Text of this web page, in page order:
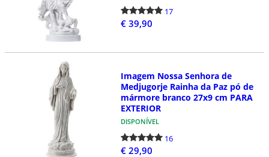
17
€ 39,90
Imagem Nossa Senhora de
Medjugorje Rainha da Paz pó de
mármore branco 27x9 cm PARA
EXTERIOR
DISPONÍVEL
16
€ 29,90